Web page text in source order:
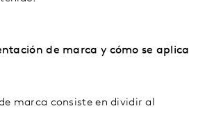
de marca y cómo se aplica
marca consiste en dividir al